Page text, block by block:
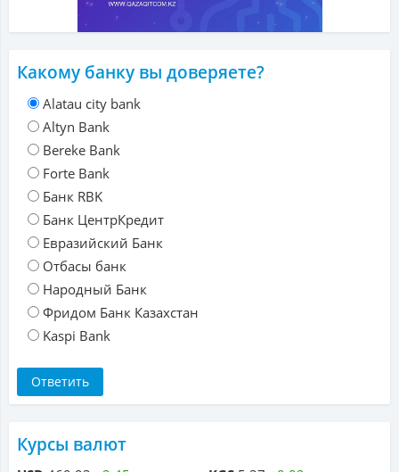
Какому банку вы доверяете?
Alatau city bank
Altyn Bank
Bereke Bank
Forte Bank
Банк RBK
Банк ЦентрКредит
Евразийский Банк
Отбасы банк
Народный Банк
Фридом Банк Казахстан
Kaspi Bank
Курсы валют